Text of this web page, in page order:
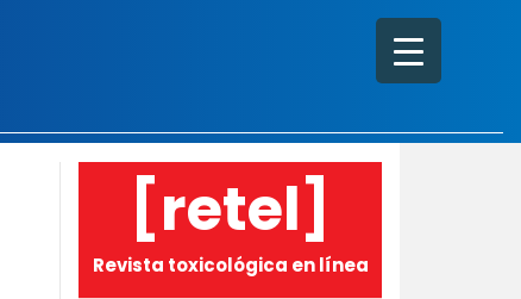
[retel]
Revista toxicológica en línea